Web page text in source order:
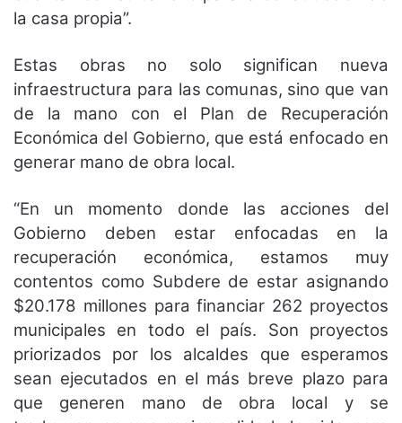
la casa propia”.
Estas obras no solo significan nueva
infraestructura para las comunas, sino que van
de la mano con el Plan de Recuperación
Económica del Gobierno, que está enfocado en
generar mano de obra local.
“En un momento donde las acciones del
Gobierno deben estar enfocadas en la
recuperación económica, estamos muy
contentos como Subdere de estar asignando
$20.178 millones para financiar 262 proyectos
municipales en todo el país. Son proyectos
priorizados por los alcaldes que esperamos
sean ejecutados en el más breve plazo para
que generen mano de obra local y se